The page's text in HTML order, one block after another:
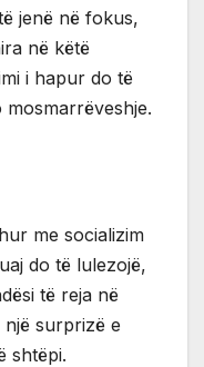
jenë në fokus,
në këtë
i hapur do të
me socializim
do të lulezojë,
të reja në
surprizë e
shtëpi.